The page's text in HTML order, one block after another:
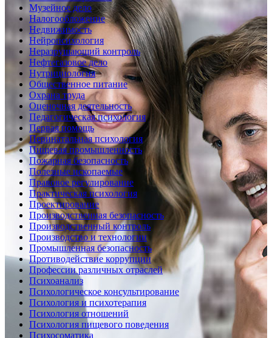
Музейное дело
Налогообложение
Недвижимость
Нейропсихология
Неразрушающий контроль
Нефтегазовое дело
Нутрициология
Общественное питание
Охрана труда
Оценочная деятельность
Педагогическая психология
Первая помощь
Перинатальная психология
Пищевая промышленность
Пожарная безопасность
Полезные ископаемые
Правовое регулирование
Практическая психология
Проектирование
Производственная безопасность
Производственный контроль
Производство и технологии
Промышленная безопасность
Противодействие коррупции
Профессии различных отраслей
Психоанализ
Психологическое консультирование
Психология и психотерапия
Психология отношений
Психология пищевого поведения
Психосоматика